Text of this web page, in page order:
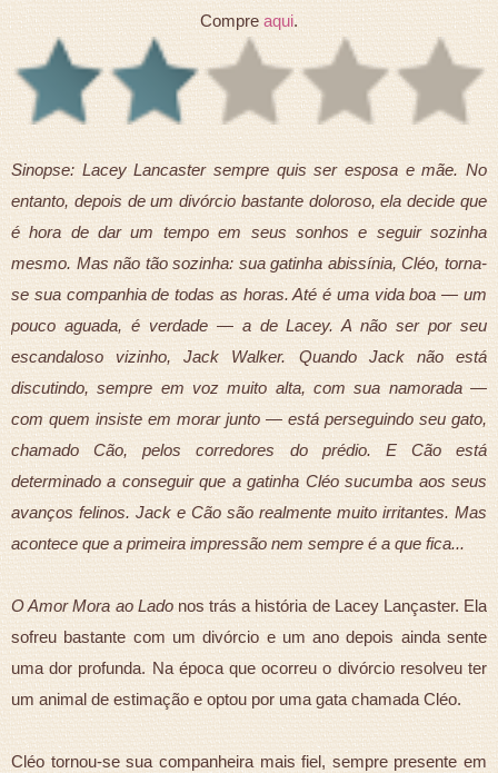
Compre aqui.
Sinopse: Lacey Lancaster sempre quis ser esposa e mãe. No
entanto, depois de um divórcio bastante doloroso, ela decide que
é hora de dar um tempo em seus sonhos e seguir sozinha
mesmo. Mas não tão sozinha: sua gatinha abissínia, Cléo, torna-
se sua companhia de todas as horas. Até é uma vida boa — um
pouco aguada, é verdade — a de Lacey. A não ser por seu
escandaloso vizinho, Jack Walker. Quando Jack não está
discutindo, sempre em voz muito alta, com sua namorada —
com quem insiste em morar junto — está perseguindo seu gato,
chamado Cão, pelos corredores do prédio. E Cão está
determinado a conseguir que a gatinha Cléo sucumba aos seus
avanços felinos. Jack e Cão são realmente muito irritantes. Mas
acontece que a primeira impressão nem sempre é a que fica...
O Amor Mora ao Ladonos trás a história de Lacey Lançaster. Ela
sofreu bastante com um divórcio e um ano depois ainda sente
uma dor profunda. Na época que ocorreu o divórcio resolveu ter
um animal de estimação e optou por uma gata chamada Cléo.
Cléo tornou-se sua companheira mais fiel, sempre presente em